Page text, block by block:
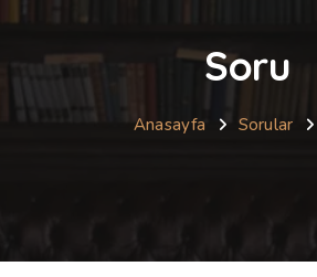
Soru
Anasayfa Sorular